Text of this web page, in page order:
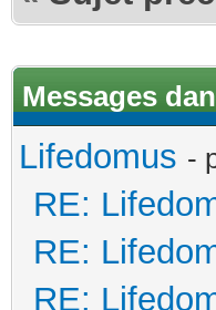
Messages
Lifedomus -
RE:
RE:
RE: